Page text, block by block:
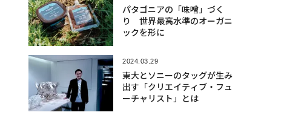
パタゴニアの「味噌」づく
り 世界最高水準のオーガニ
ックを形に
2024.03.29
東大とソニーのタッグが生み
出す「クリエイティブ・フュ
ーチャリスト」とは